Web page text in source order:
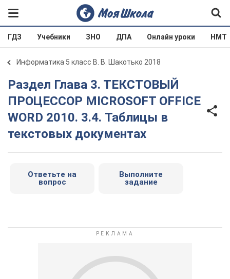
ГДЗ Учебники ЗНО ДПА Онлайн уроки НМТ
Информатика 5 класс В. В. Шакотько 2018
Раздел Глава 3. ТЕКСТОВЫЙ
ПРОЦЕССОР MICROSOFT OFFICE
WORD 2010. 3.4. Таблицы в
текстовых документах
Ответьте на
вопрос
Выполните
задание